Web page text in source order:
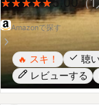
Amazonで探す
スキ！
レビューする